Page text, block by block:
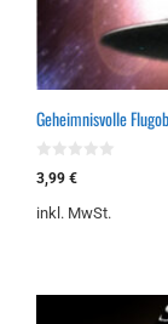
Geheimnisvolle
0
v
n
3,99 €
inkl. MwSt.